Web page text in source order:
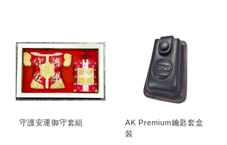
守護安運御守套組
AK Premium鑰匙套盒
裝